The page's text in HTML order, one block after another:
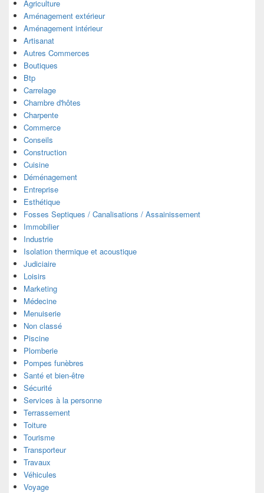
Agriculture
Aménagement extérieur
Aménagement intérieur
Artisanat
Autres Commerces
Boutiques
Btp
Carrelage
Chambre d'hôtes
Charpente
Commerce
Conseils
Construction
Cuisine
Déménagement
Entreprise
Esthétique
Fosses Septiques / Canalisations / Assainissement
Immobilier
Industrie
Isolation thermique et acoustique
Judiciaire
Loisirs
Marketing
Médecine
Menuiserie
Non classé
Piscine
Plomberie
Pompes funèbres
Santé et bien-être
Sécurité
Services à la personne
Terrassement
Toiture
Tourisme
Transporteur
Travaux
Véhicules
Voyage